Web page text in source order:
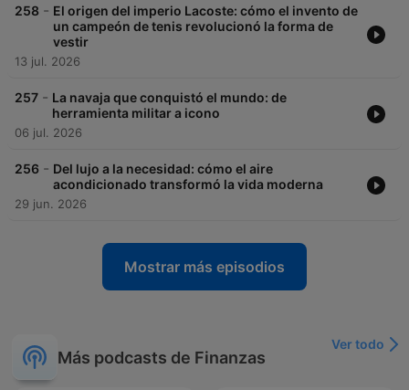
258 - El origen del imperio Lacoste: cómo el invento de
un campeón de tenis revolucionó la forma de
vestir
13 jul. 2026
257 - La navaja que conquistó el mundo: de
herramienta militar a icono
06 jul. 2026
256 - Del lujo a la necesidad: cómo el aire
acondicionado transformó la vida moderna
29 jun. 2026
Mostrar más episodios
Más podcasts de Finanzas
Ver todo